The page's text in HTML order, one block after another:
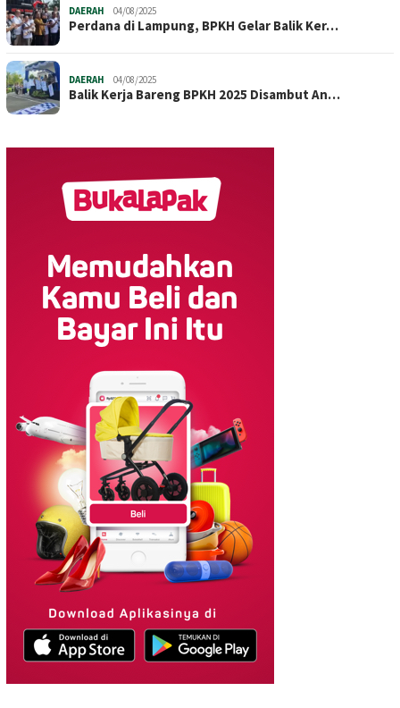
DAERAH 04/08/2025
Perdana di Lampung, BPKH Gelar Balik Ker…
DAERAH 04/08/2025
Balik Kerja Bareng BPKH 2025 Disambut An…